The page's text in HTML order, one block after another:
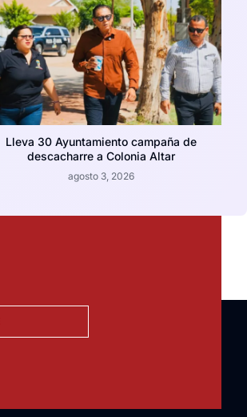
Lleva 30 Ayuntamiento campaña de
descacharre a Colonia Altar
agosto 3, 2026